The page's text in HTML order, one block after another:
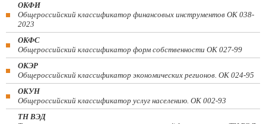
ОКФИ
Общероссийский классификатор финансовых инструментов OK 038-
2023
ОКФС
Общероссийский классификатор форм собственности ОК 027-99
ОКЭР
Общероссийский классификатор экономических регионов. ОК 024-95
ОКУН
Общероссийский классификатор услуг населению. ОК 002-93
ТН ВЭД